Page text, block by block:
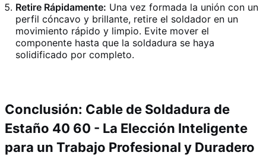
Retire Rápidamente: Una vez formada la unión con un
perfil cóncavo y brillante, retire el soldador en un
movimiento rápido y limpio. Evite mover el
componente hasta que la soldadura se haya
solidificado por completo.
Conclusión: Cable de Soldadura de
Estaño 40 60 - La Elección Inteligente
para un Trabajo Profesional y Duradero